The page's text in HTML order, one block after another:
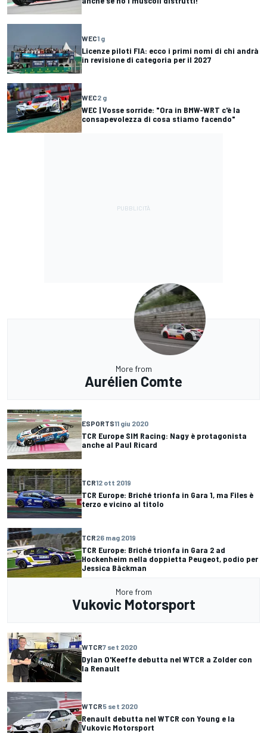
WEC1 g
Licenze piloti FIA: ecco i primi nomi di chi andrà
in revisione di categoria per il 2027
WEC2 g
WEC | Vosse sorride: "Ora in BMW-WRT c'è la
consapevolezza di cosa stiamo facendo"
More from
Aurélien Comte
ESPORTS11 giu 2020
TCR Europe SIM Racing: Nagy è protagonista
anche al Paul Ricard
TCR12 ott 2019
TCR Europe: Briché trionfa in Gara 1, ma Files è
terzo e vicino al titolo
TCR26 mag 2019
TCR Europe: Briché trionfa in Gara 2 ad
Hockenheim nella doppietta Peugeot, podio per
Jessica Bäckman
More from
Vukovic Motorsport
WTCR7 set 2020
Dylan O'Keeffe debutta nel WTCR a Zolder con
la Renault
WTCR5 set 2020
Renault debutta nel WTCR con Young e la
Vukovic Motorsport